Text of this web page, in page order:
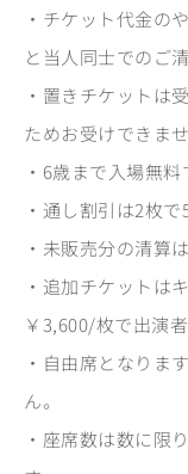
・チケット代金の
と当人同士でのご
・置きチケットは
ためお受けできま
・6歳まで入場無料
・通し割引は2枚で
・未販売分の清算
・追加チケットは
￥3,600/枚で出演
・自由席となりま
ん。
・座席数は数に限